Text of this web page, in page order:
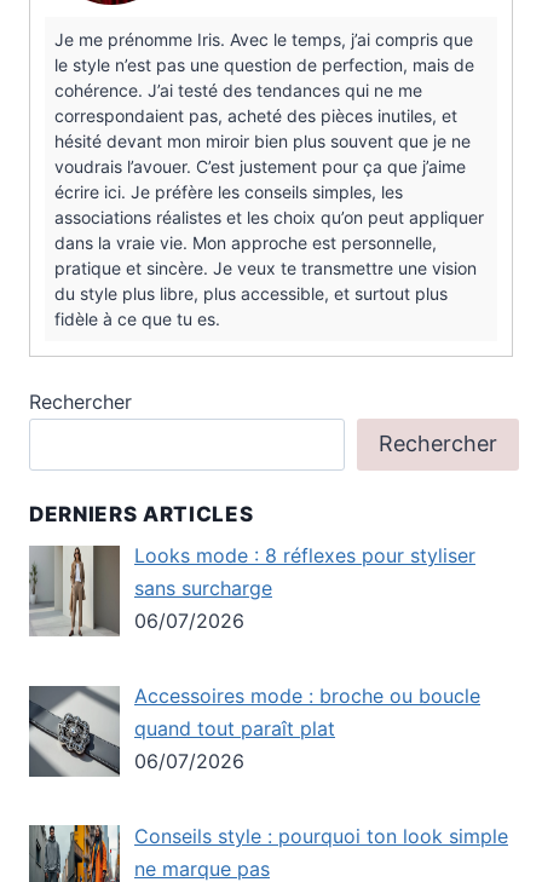
Je me prénomme Iris. Avec le temps, j’ai compris que
le style n’est pas une question de perfection, mais de
cohérence. J’ai testé des tendances qui ne me
correspondaient pas, acheté des pièces inutiles, et
hésité devant mon miroir bien plus souvent que je ne
voudrais l’avouer. C’est justement pour ça que j’aime
écrire ici. Je préfère les conseils simples, les
associations réalistes et les choix qu’on peut appliquer
dans la vraie vie. Mon approche est personnelle,
pratique et sincère. Je veux te transmettre une vision
du style plus libre, plus accessible, et surtout plus
fidèle à ce que tu es.
Rechercher
Rechercher
DERNIERS ARTICLES
Looks mode : 8 réflexes pour styliser
sans surcharge
06/07/2026
Accessoires mode : broche ou boucle
quand tout paraît plat
06/07/2026
Conseils style : pourquoi ton look simple
ne marque pas